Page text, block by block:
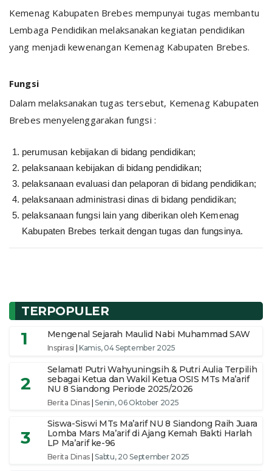
Kemenag Kabupaten Brebes mempunyai tugas membantu
Lembaga Pendidikan melaksanakan kegiatan pendidikan
yang menjadi kewenangan Kemenag Kabupaten Brebes.
Fungsi
Dalam melaksanakan tugas tersebut, Kemenag Kabupaten
Brebes menyelenggarakan fungsi :
perumusan kebijakan di bidang pendidikan;
pelaksanaan kebijakan di bidang pendidikan;
pelaksanaan evaluasi dan pelaporan di bidang pendidikan;
pelaksanaan administrasi dinas di bidang pendidikan;
pelaksanaan fungsi lain yang diberikan oleh Kemenag
Kabupaten Brebes terkait dengan tugas dan fungsinya.
TERPOPULER
1 Mengenal Sejarah Maulid Nabi Muhammad SAW
Inspirasi |Kamis, 04 September 2025
2
Selamat! Putri Wahyuningsih & Putri Aulia Terpilih
sebagai Ketua dan Wakil Ketua OSIS MTs Ma’arif
NU 8 Siandong Periode 2025/2026
Berita Dinas |Senin, 06 Oktober 2025
3
Siswa-Siswi MTs Ma’arif NU 8 Siandong Raih Juara
Lomba Mars Ma’arif di Ajang Kemah Bakti Harlah
LP Ma’arif ke-96
Berita Dinas |Sabtu, 20 September 2025